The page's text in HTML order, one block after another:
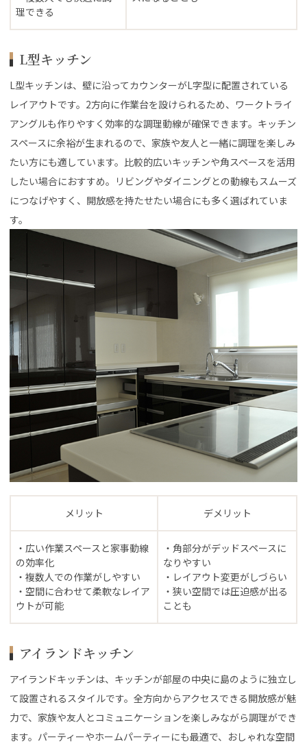
理できる
L型キッチン
L型キッチンは、壁に沿ってカウンターがL字型に配置されている
レイアウトです。2方向に作業台を設けられるため、ワークトライ
アングルも作りやすく効率的な調理動線が確保できます。キッチン
スペースに余裕が生まれるので、家族や友人と一緒に調理を楽しみ
たい方にも適しています。比較的広いキッチンや角スペースを活用
したい場合におすすめ。リビングやダイニングとの動線もスムーズ
につなげやすく、開放感を持たせたい場合にも多く選ばれていま
す。
メリット デメリット
・広い作業スペースと家事動線
の効率化
・複数人での作業がしやすい
・空間に合わせて柔軟なレイア
ウトが可能
・角部分がデッドスペースに
なりやすい
・レイアウト変更がしづらい
・狭い空間では圧迫感が出る
ことも
アイランドキッチン
アイランドキッチンは、キッチンが部屋の中央に島のように独立し
て設置されるスタイルです。全方向からアクセスできる開放感が魅
力で、家族や友人とコミュニケーションを楽しみながら調理ができ
ます。パーティーやホームパーティーにも最適で、おしゃれな空間